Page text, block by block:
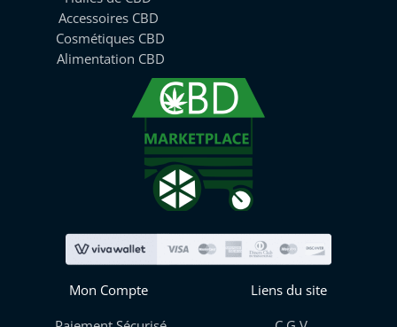
Accessoires CBD
Cosmétiques CBD
Alimentation CBD
Mon Compte
Liens du site